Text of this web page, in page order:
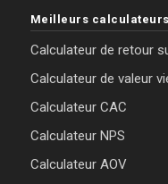
Meilleurs
Calculateur de retour
Calculateur de valeur
Calculateur CAC
Calculateur NPS
Calculateur AOV